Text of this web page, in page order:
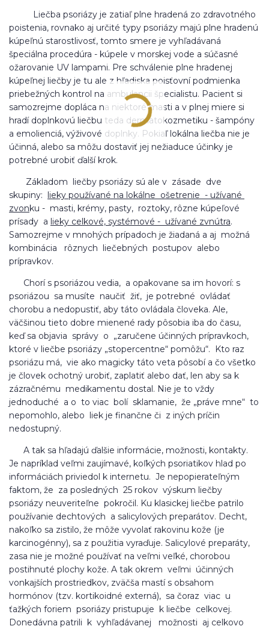
Liečba psoriázy je zatiaľ plne hradená zo zdravotného
poistenia, rovnako aj určité typy psoriázy majú plne hradenú
kúpeľnú starostlivosť, tomto smere je vyhľadávaná
špeciálna procedúra - kúpele v morskej vode a súčasné
ožarovanie UV lampami. Pre schválenie plne hradenej
kúpeľnej liečby je tu ale z hľadiska poisťovní podmienka
priebežných kontrol na ambulancii špecialistu. Pacient si
samozrejme dopláca na niektoré masti a v plnej miere si
hradí doplnkovú liečbu teda dermatokozmetiku - šampóny
a emolienciá, výživové doplnky. Pokiaľ lokálna liečba nie je
účinná, alebo sa môžu dostaviť jej nežiaduce účinky je
potrebné urobiť ďalší krok.
Základom liečby psoriázy sú ale v zásade dve
skupiny: lieky používané na lokálne ošetrenie - užívané
zvonku - masti, krémy, pasty, roztoky, rôzne kúpeľové
prísady a lieky celkové, systémové - užívané zvnútra.
Samozrejme v mnohých prípadoch je žiadaná a aj možná
kombinácia rôznych liečebných postupov alebo
prípravkov.
Chorí s psoriázou vedia, a opakovane sa im hovorí: s
psoriázou sa musíte naučiť žiť, je potrebné ovládať
chorobu a nedopustiť, aby táto ovládala človeka. Ale,
väčšinou tieto dobre mienené rady pôsobia iba do času,
keď sa objavia správy o „zaručene účinných prípravkoch,
ktoré v liečbe psoriázy „stopercentne“ pomôžu“. Kto raz
psoriázu má, vie ako magicky táto veta pôsobí a čo všetko
je človek ochotný urobiť, zaplatiť alebo dať, len aby sa k
zázračnému medikamentu dostal. Nie je to vždy
jednoduché a o to viac bolí sklamanie, že „práve mne“ to
nepomohlo, alebo liek je finančne či z iných príčin
nedostupný.
A tak sa hľadajú ďalšie informácie, možnosti, kontakty.
Je napríklad veľmi zaujímavé, koľkých psoriatikov hlad po
informáciách priviedol k internetu. Je nepopierateľným
faktom, že za posledných 25 rokov výskum liečby
psoriázy neuveriteľne pokročil. Ku klasickej liečbe patrilo
používanie dechtových a salicylových preparátov. Decht,
nakoľko sa zistilo, že môže vyvolať rakovinu kože (je
karcinogénny), sa z použitia vyraďuje. Salicylové preparáty,
zasa nie je možné používať na veľmi veľké, chorobou
postihnuté plochy kože. A tak okrem veľmi účinných
vonkajších prostriedkov, zväčša mastí s obsahom
hormónov (tzv. kortikoidné externá), sa čoraz viac u
ťažkých foriem psoriázy pristupuje k liečbe celkovej.
Donedávna patrili k vyhľadávanej možnosti aj celkovo